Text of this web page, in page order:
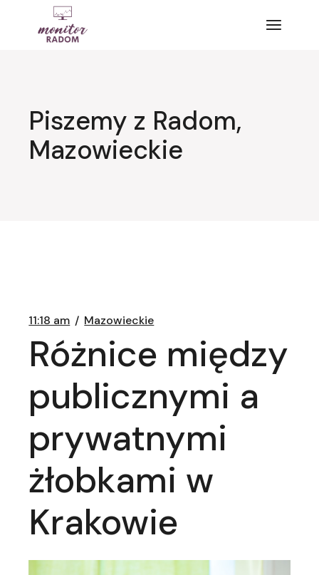
Piszemy z Radom,
Mazowieckie
11:18 am Mazowieckie
Różnice między
publicznymi a
prywatnymi
żłobkami w
Krakowie